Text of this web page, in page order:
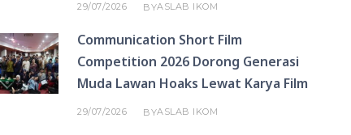
29/07/2026 BYASLAB IKOM
Communication Short Film
Competition 2026 Dorong Generasi
Muda Lawan Hoaks Lewat Karya Film
29/07/2026 BYASLAB IKOM